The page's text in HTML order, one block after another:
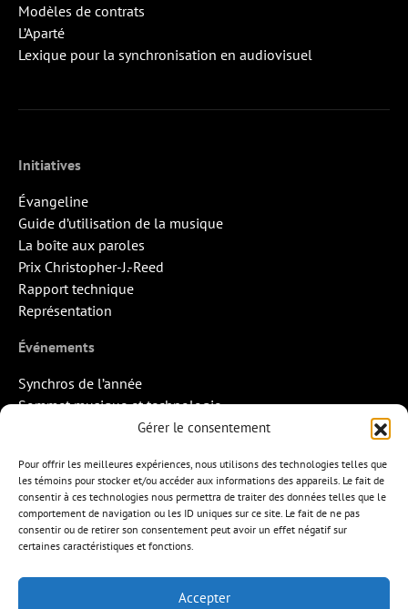
Gérer le consentement
Pour offrir les meilleures expériences, nous utilisons des technologies telles que
les témoins pour stocker et/ou accéder aux informations des appareils. Le fait de
consentir à ces technologies nous permettra de traiter des données telles que le
comportement de navigation ou les ID uniques sur ce site. Le fait de ne pas
consentir ou de retirer son consentement peut avoir un effet négatif sur
certaines caractéristiques et fonctions.
Accepter
Modèles de contrats
L’Aparté
Lexique pour la synchronisation en audiovisuel
Initiatives
Évangeline
Guide d’utilisation de la musique
La boîte aux paroles
Prix Christopher-J.-Reed
Rapport technique
Représentation
Événements
Synchros de l’année
Sommet musique et technologie
Quand la musique rencontre l’image
Missions d’export
Contact